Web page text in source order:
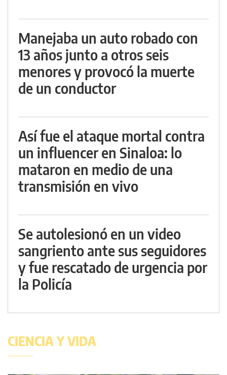
Manejaba un auto robado con
13 años junto a otros seis
menores y provocó la muerte
de un conductor
Así fue el ataque mortal contra
un influencer en Sinaloa: lo
mataron en medio de una
transmisión en vivo
Se autolesionó en un video
sangriento ante sus seguidores
y fue rescatado de urgencia por
la Policía
CIENCIA Y VIDA